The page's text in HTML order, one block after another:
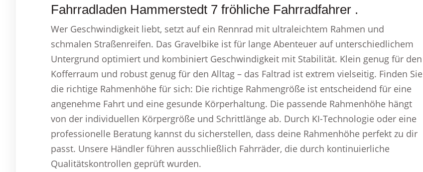
Fahrradladen Hammerstedt 7 fröhliche Fahrradfahrer .
Wer Geschwindigkeit liebt, setzt auf ein Rennrad mit ultraleichtem Rahmen und
schmalen Straßenreifen. Das Gravelbike ist für lange Abenteuer auf unterschiedlichem
Untergrund optimiert und kombiniert Geschwindigkeit mit Stabilität. Klein genug für den
Kofferraum und robust genug für den Alltag – das Faltrad ist extrem vielseitig. Finden Sie
die richtige Rahmenhöhe für sich: Die richtige Rahmengröße ist entscheidend für eine
angenehme Fahrt und eine gesunde Körperhaltung. Die passende Rahmenhöhe hängt
von der individuellen Körpergröße und Schrittlänge ab. Durch KI-Technologie oder eine
professionelle Beratung kannst du sicherstellen, dass deine Rahmenhöhe perfekt zu dir
passt. Unsere Händler führen ausschließlich Fahrräder, die durch kontinuierliche
Qualitätskontrollen geprüft wurden.